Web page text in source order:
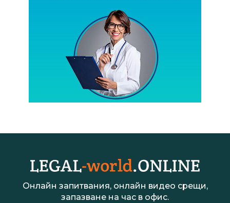
Онлайн запитвания, онлайн видео срещи,
запазване на час в офис.